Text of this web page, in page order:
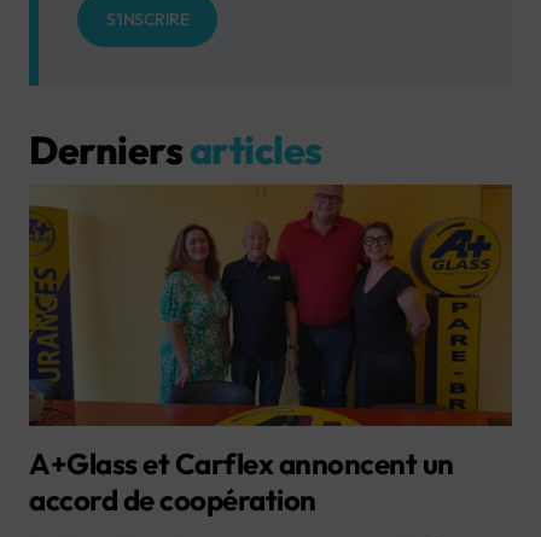
S'INSCRIRE
Derniersarticles
A+Glass et Carflex annoncent un
accord de coopération